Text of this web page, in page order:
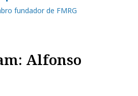
fundador de FMRG
Alfonso